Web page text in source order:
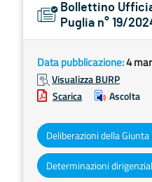
Bollettino
Puglia n° 19/
Data pubblicazione:4
Visualizza BURP
Scarica
Ascolta
Deliberazioni della